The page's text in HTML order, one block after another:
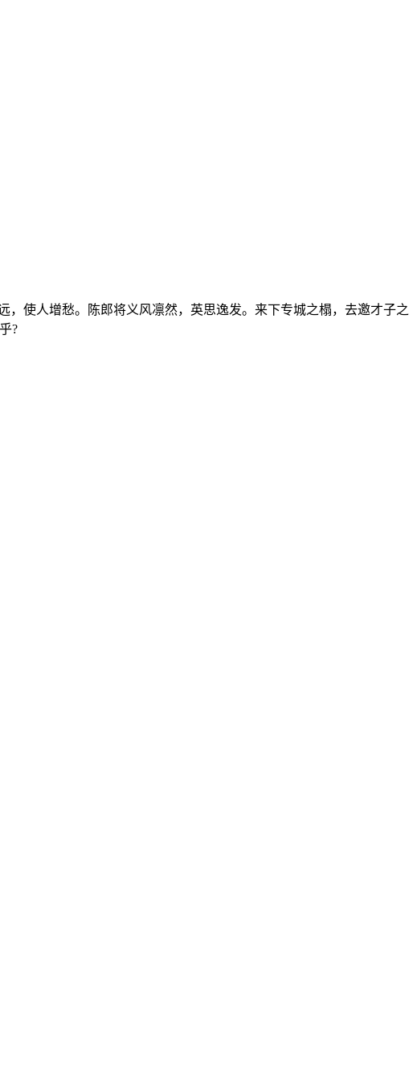
，使人增愁。陈郎将义风凛然，英思逸发。来下专城之榻，去邀才子之
?